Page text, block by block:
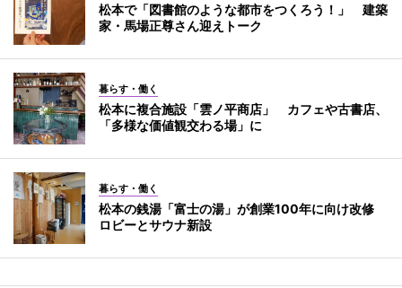
松本で「図書館のような都市をつくろう！」 建築
家・馬場正尊さん迎えトーク
暮らす・働く
松本に複合施設「雲ノ平商店」 カフェや古書店、
「多様な価値観交わる場」に
暮らす・働く
松本の銭湯「富士の湯」が創業100年に向け改修
ロビーとサウナ新設